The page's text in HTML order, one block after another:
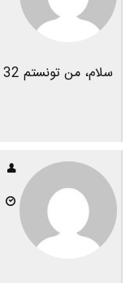
سلام، من تونستم 32 تا رکورد بزنم loooooool